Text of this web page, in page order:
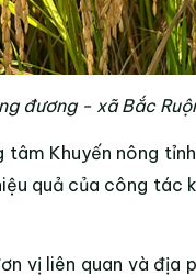
đương - xã Bắc
Khuyến nông
quả của công tác
vị liên quan và địa